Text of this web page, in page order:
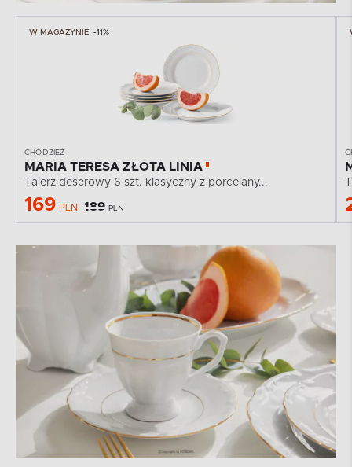
W MAGAZYNIE -11%
CHODZIEŻ
MARIA TERESA ZŁOTA LINIA
Talerz deserowy 6 szt. klasyczny z porcelany...
169 PLN 189 PLN